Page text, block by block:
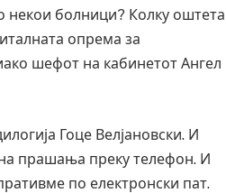
некои болници? Колку оштета
опрема за
шефот на кабинетот Ангел
Гоце Велјановски. И
прашања преку телефон. И
по електронски пат.